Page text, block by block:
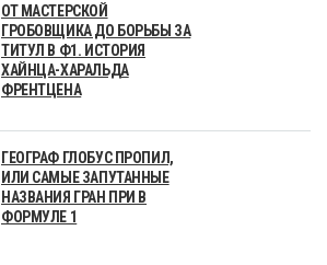
ОТ МАСТЕРСКОЙ
ГРОБОВЩИКА ДО БОРЬБЫ ЗА
ТИТУЛ В Ф1. ИСТОРИЯ
ХАЙНЦА-ХАРАЛЬДА
ФРЕНТЦЕНА
ГЕОГРАФ ГЛОБУС ПРОПИЛ,
ИЛИ САМЫЕ ЗАПУТАННЫЕ
НАЗВАНИЯ ГРАН ПРИ В
ФОРМУЛЕ 1